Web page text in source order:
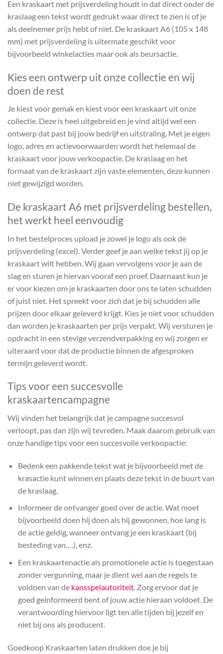
Een kraskaart met prijsverdeling houdt in dat direct onder de
kraslaag een tekst wordt gedrukt waar direct te zien is of je
als deelnemer prijs hebt of niet. De kraskaart A6 (105 x 148
mm) met prijsverdeling is uitermate geschikt voor
bijvoorbeeld winkelacties maar ook als beursactie.
Kies een ontwerp uit onze collectie en wij
doen de rest
Je kiest voor gemak en kiest voor een kraskaart uit onze
collectie. Deze is heel uitgebreid en je vind altijd wel een
ontwerp dat past bij jouw bedrijf en uitstraling. Met je eigen
logo, adres en actievoorwaarden wordt het helemaal de
kraskaart voor jouw verkoopactie. De kraslaag en het
formaat van de kraskaart zijn vaste elementen, deze kunnen
niet gewijzigd worden.
De kraskaart A6 met prijsverdeling bestellen,
het werkt heel eenvoudig
In het bestelproces upload je zowel je logo als ook de
prijsverdeling (excel). Verder geef je aan welke tekst jij op je
kraskaart wilt hebben. Wij gaan vervolgens voor je aan de
slag en sturen je hiervan vooraf een proef. Daarnaast kun je
er voor kiezen om je kraskaarten door ons te laten schudden
of juist niet. Het spreekt voor zich dat je bij schudden alle
prijzen door elkaar geleverd krijgt. Kies je niet voor schudden
dan worden je kraskaarten per prijs verpakt. Wij versturen je
opdracht in een stevige verzendverpakking en wij zorgen er
uiteraard voor dat de productie binnen de afgesproken
termijn geleverd wordt.
Tips voor een succesvolle
kraskaartencampagne
Wij vinden het belangrijk dat je campagne succesvol
verloopt, pas dan zijn wij tevreden. Maak daarom gebruik van
onze handige tips voor een succesvolle verkoopactie:
Bedenk een pakkende tekst wat je bijvoorbeeld met de
krasactie kunt winnen en plaats deze tekst in de buurt van
de kraslaag.
Informeer de ontvanger goed over de actie. Wat moet
bijvoorbeeld doen hij doen als hij gewonnen, hoe lang is
de actie geldig, wanneer ontvang je een kraskaart (bij
besteding van….), enz.
Een kraskaartenactie als promotionele actie is toegestaan
zonder vergunning, maar je dient wel aan de regels te
voldoen van de kansspelautoriteit. Zorg ervoor dat je
goed geinformeerd bent of jouw actie hieraan voldoet. De
verantwoording hiervoor ligt ten alle tijden bij jezelf en
niet bij ons als producent.
Goedkoop Kraskaarten laten drukken doe je bij